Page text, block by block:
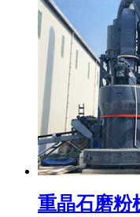
重晶石磨粉